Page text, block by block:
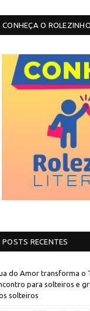
CONHEÇA O ROLEZINHO
POSTS RECENTES
do Amor transforma o
para solteiros e
solteiros